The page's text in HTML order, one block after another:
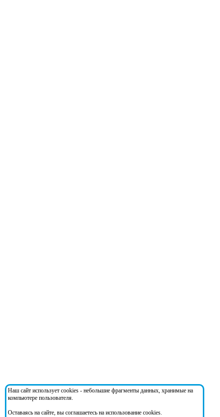
Наш сайт использует cookies - небольшие фрагменты данных, хранимые на
компьютере пользователя.
Оставаясь на сайте, вы соглашаетесь на использование cookies.